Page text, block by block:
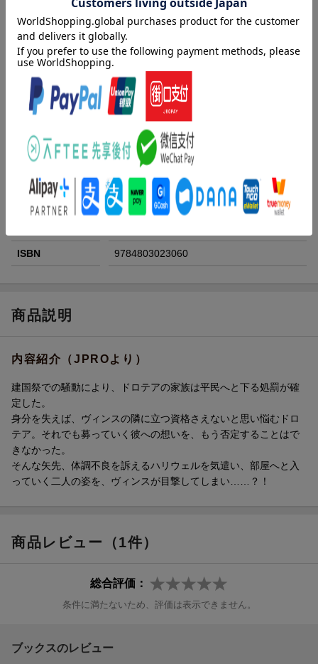
発売日 2026年05月13日頃
著者／編集 日野原
櫻田りん(原著) ,
シリーズ
聖女の妹の尻拭いを仰せつかった、ただの
侍女でございます 〜謝罪先の獣人国で何故
か黒狼陛下に求愛されました!?〜
レーベル アース・スター コミックス
出版社
株式会社アース・スター エンターテイメン
ト
発行形態 コミック
ISBN 9784803023060
商品説明
内容紹介（JPROより）
建国祭での騒動により、ドロテアの家族は平民へと下る処罰が確
定した。
身分を失えば、ヴィンスの隣に立つ資格さえないと思い悩むドロ
テア。それでも募っていく彼への想いを、もう否定することはで
きなかった。
そんな矢先、体調不良を訴えるハリウェルを気遣い、部屋へと入
っていく二人の姿を、ヴィンスが目撃してしまい……？！
商品レビュー（1件）
総合評価：
条件に満たないため、評価は表示できません。
ブックスのレビュー